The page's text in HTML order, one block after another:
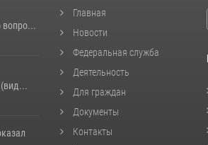
вопро...
Главная
Новости
Федеральная служба
Деятельность
Для граждан
Документы
Контакты